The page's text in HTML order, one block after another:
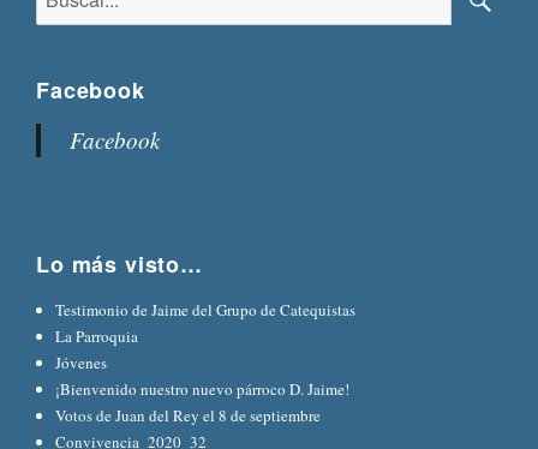
Facebook
Facebook
Lo más visto…
Testimonio de Jaime del Grupo de Catequistas
La Parroquia
Jóvenes
¡Bienvenido nuestro nuevo párroco D. Jaime!
Votos de Juan del Rey el 8 de septiembre
Convivencia_2020_32